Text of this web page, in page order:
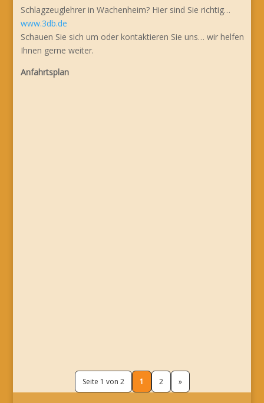
Schlagzeuglehrer in Wachenheim? Hier sind Sie richtig…
www.3db.de
Schauen Sie sich um oder kontaktieren Sie uns… wir helfen
Ihnen gerne weiter.
Anfahrtsplan
Seite 1 von 2 1 2 »